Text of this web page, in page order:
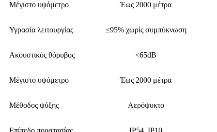
Μέγιστο υψόμετρο Έως 2000 μέτρα
Υγρασία λειτουργίας ≤95% χωρίς συμπύκνωση
Ακουστικός θόρυβος <65dB
Μέγιστο υψόμετρο Έως 2000 μέτρα
Μέθοδος ψύξης Αερόψυκτο
Επίπεδο προστασίας IP54, IP10